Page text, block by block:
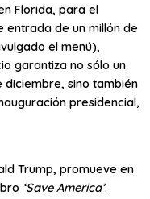
Florida, para el
entrada de un millón de
el menú),
garantiza no sólo un
diciembre, sino también
presidencial,
Trump, promueve en
‘Save America’.